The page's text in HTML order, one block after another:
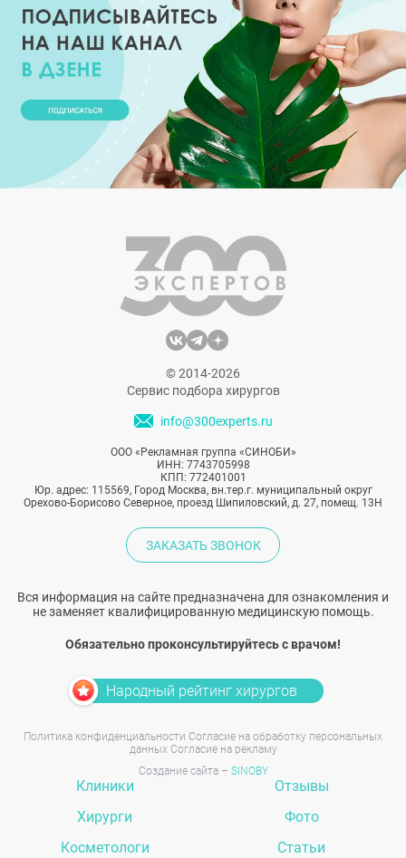
© 2014-2026
Сервис подбора хирургов
info@300experts.ru
ООО «Рекламная группа «СИНОБИ»
ИНН: 7743705998
КПП: 772401001
Юр. адрес: 115569, Город Москва, вн.тер.г. муниципальный округ
Орехово-Борисово Северное, проезд Шипиловский, д. 27, помещ. 13Н
ЗАКАЗАТЬ ЗВОНОК
Вся информация на сайте предназначена для ознакомления и
не заменяет квалифицированную медицинскую помощь.
Обязательно проконсультируйтесь с врачом!
Народный рейтинг хирургов
Политика конфиденциальности Согласие на обработку персональных
данных Согласие на рекламу
Создание сайта – SINOBY
Клиники
Хирурги
Косметологи
Отзывы
Фото
Статьи